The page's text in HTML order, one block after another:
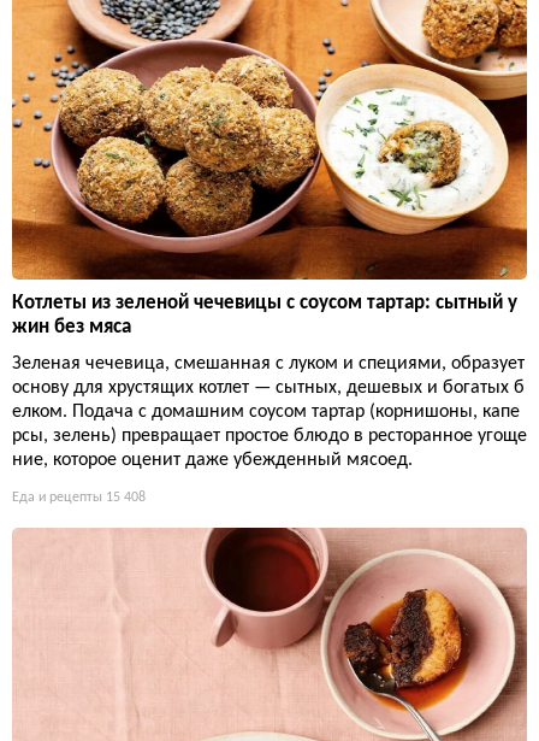
Котлеты из зеленой чечевицы с соусом тартар: сытный у
жин без мяса
Зеленая чечевица, смешанная с луком и специями, образует
основу для хрустящих котлет — сытных, дешевых и богатых б
елком. Подача с домашним соусом тартар (корнишоны, капе
рсы, зелень) превращает простое блюдо в ресторанное угоще
ние, которое оценит даже убежденный мясоед.
Еда и рецепты 15 408